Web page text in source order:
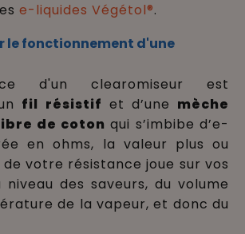
e-liquides Végétol®.
le fonctionnement d'une
d'un clearomiseur est
fil résistif et d’une mèche
de coton qui s’imbibe d’e-
en ohms, la valeur plus ou
votre résistance joue sur vos
niveau des saveurs, du volume
de la vapeur, et donc du